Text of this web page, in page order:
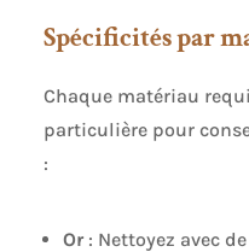
Spécificités par
Chaque matériau
particulière pour
:
Or: Nettoyez avec